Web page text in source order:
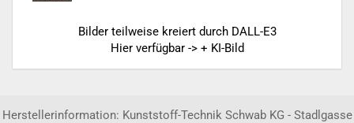
Bilder teilweise kreiert durch DALL-E3
Hier verfügbar -> + KI-Bild
Herstellerinformation: Kunststoff-Technik Schwab KG - Stadlgasse